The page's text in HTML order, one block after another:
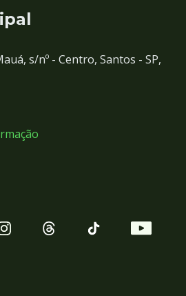
s/nº - Centro, Santos - SP,